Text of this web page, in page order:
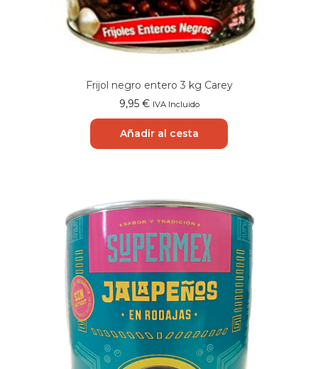
Frijol negro entero 3 kg Carey
9,95 € IVA Incluido
Añadir al cesta